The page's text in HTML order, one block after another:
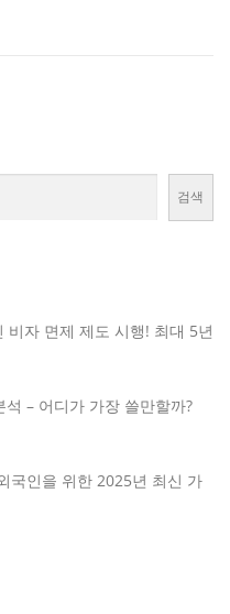
검색
자 면제 제도 시행! 최대 5년
– 어디가 가장 쓸만할까?
국인을 위한 2025년 최신 가